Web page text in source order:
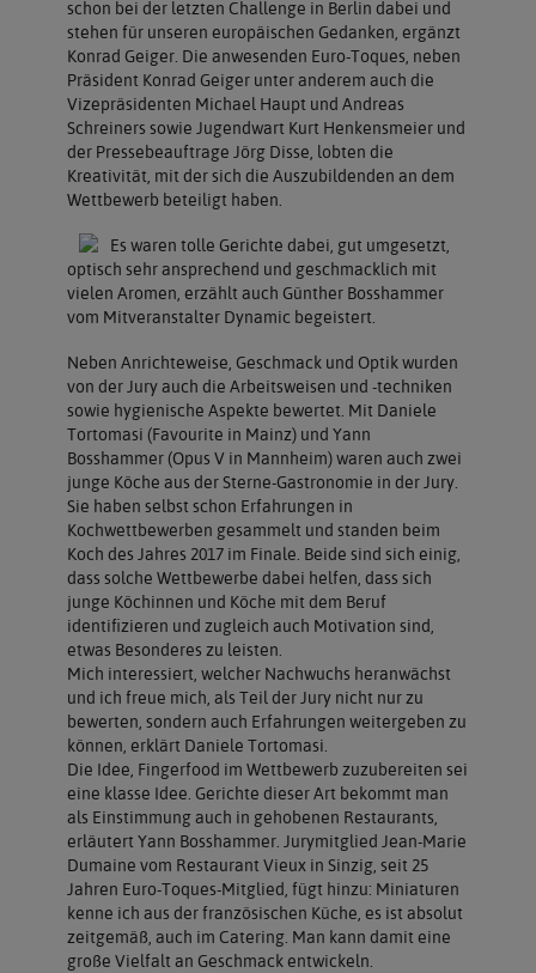
schon bei der letzten Challenge in Berlin dabei und
stehen für unseren europäischen Gedanken, ergänzt
Konrad Geiger. Die anwesenden Euro-Toques, neben
Präsident Konrad Geiger unter anderem auch die
Vizepräsidenten Michael Haupt und Andreas
Schreiners sowie Jugendwart Kurt Henkensmeier und
der Pressebeauftrage Jörg Disse, lobten die
Kreativität, mit der sich die Auszubildenden an dem
Wettbewerb beteiligt haben.
Es waren tolle Gerichte dabei, gut umgesetzt,
optisch sehr ansprechend und geschmacklich mit
vielen Aromen, erzählt auch Günther Bosshammer
vom Mitveranstalter Dynamic begeistert.
Neben Anrichteweise, Geschmack und Optik wurden
von der Jury auch die Arbeitsweisen und -techniken
sowie hygienische Aspekte bewertet. Mit Daniele
Tortomasi (Favourite in Mainz) und Yann
Bosshammer (Opus V in Mannheim) waren auch zwei
junge Köche aus der Sterne-Gastronomie in der Jury.
Sie haben selbst schon Erfahrungen in
Kochwettbewerben gesammelt und standen beim
Koch des Jahres 2017 im Finale. Beide sind sich einig,
dass solche Wettbewerbe dabei helfen, dass sich
junge Köchinnen und Köche mit dem Beruf
identifizieren und zugleich auch Motivation sind,
etwas Besonderes zu leisten.
Mich interessiert, welcher Nachwuchs heranwächst
und ich freue mich, als Teil der Jury nicht nur zu
bewerten, sondern auch Erfahrungen weitergeben zu
können, erklärt Daniele Tortomasi.
Die Idee, Fingerfood im Wettbewerb zuzubereiten sei
eine klasse Idee. Gerichte dieser Art bekommt man
als Einstimmung auch in gehobenen Restaurants,
erläutert Yann Bosshammer. Jurymitglied Jean-Marie
Dumaine vom Restaurant Vieux in Sinzig, seit 25
Jahren Euro-Toques-Mitglied, fügt hinzu: Miniaturen
kenne ich aus der französischen Küche, es ist absolut
zeitgemäß, auch im Catering. Man kann damit eine
große Vielfalt an Geschmack entwickeln.